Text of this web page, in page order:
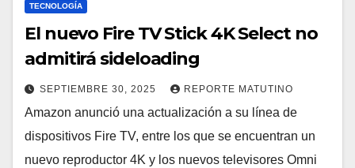
TECNOLOGÍA
El nuevo Fire TV Stick 4K Select no
admitirá sideloading
SEPTIEMBRE 30, 2025 REPORTE MATUTINO
Amazon anunció una actualización a su línea de
dispositivos Fire TV, entre los que se encuentran un
nuevo reproductor 4K y los nuevos televisores Omni